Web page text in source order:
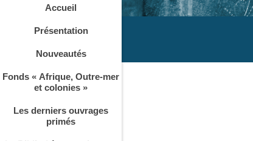
Accueil
Présentation
Nouveautés
Fonds « Afrique, Outre-mer
et colonies »
Les derniers ouvrages
primés